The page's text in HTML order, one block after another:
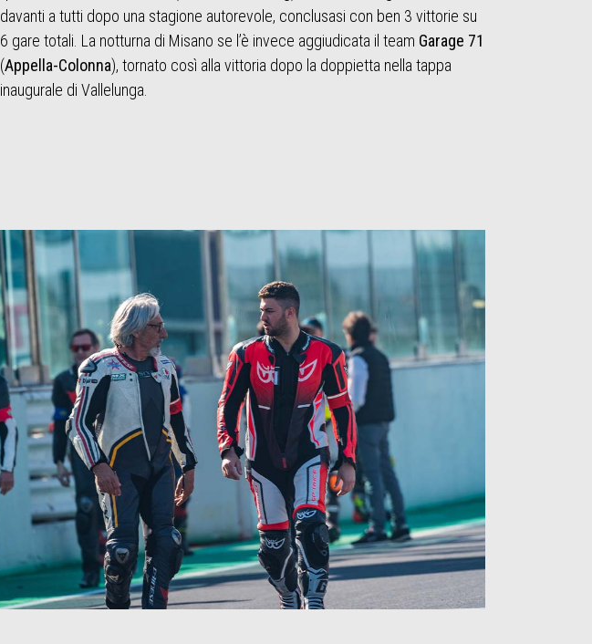
davanti a tutti dopo una stagione autorevole, conclusasi con ben 3 vittorie su
6 gare totali. La notturna di Misano se l’è invece aggiudicata il team Garage 71
(Appella-Colonna), tornato così alla vittoria dopo la doppietta nella tappa
inaugurale di Vallelunga.